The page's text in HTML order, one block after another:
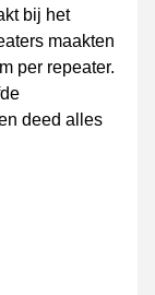
bij het
maakten
per repeater.
deed alles